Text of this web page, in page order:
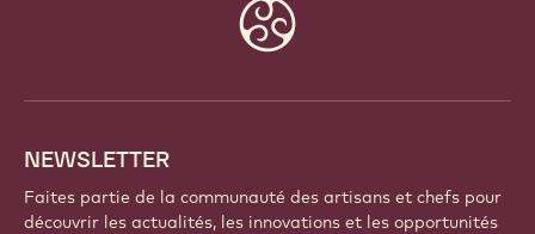
NEWSLETTER
Faites partie de la communauté des artisans et chefs pour
découvrir les actualités, les innovations et les opportunités